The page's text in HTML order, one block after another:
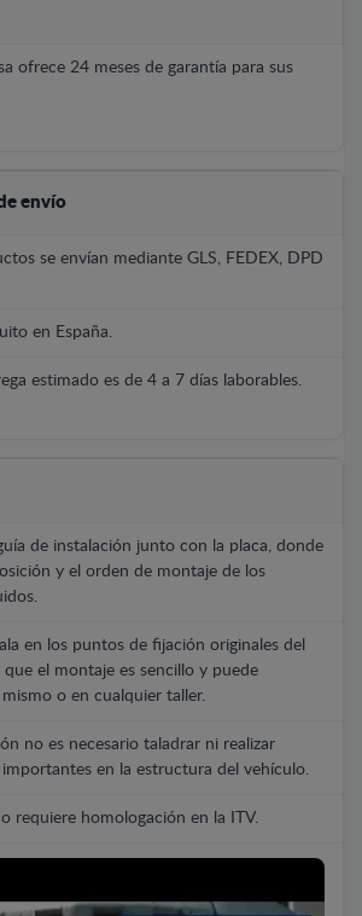
ofrece 24 meses de garantía para sus
envío
se envían mediante GLS, FEDEX, DPD
en España.
estimado es de 4 a 7 días laborables.
de instalación junto con la placa, donde
y el orden de montaje de los
en los puntos de fijación originales del
el montaje es sencillo y puede
o en cualquier taller.
no es necesario taladrar ni realizar
en la estructura del vehículo.
requiere homologación en la ITV.